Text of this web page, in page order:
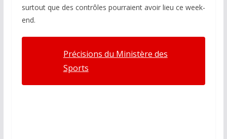
surtout que des contrôles pourraient avoir lieu ce week-
end.
Précisions du Ministère des
Sports